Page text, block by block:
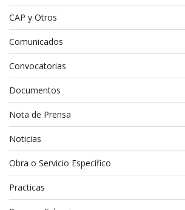
CAP y Otros
Comunicados
Convocatorias
Documentos
Nota de Prensa
Noticias
Obra o Servicio Específico
Practicas